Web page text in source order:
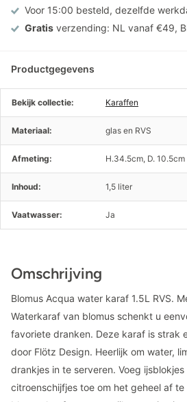
Voor 15:00 besteld, dezelfde
Gratis verzending: NL vanaf €49,
Productgegevens
Bekijk collectie: Karaffen
Materiaal: glas en RVS
Afmeting: H.34.5cm, D. 10.5cm
Inhoud: 1,5 liter
Vaatwasser: Ja
Omschrijving
Blomus Acqua water karaf 1.5L RVS.
Waterkaraf van blomus schenkt u
favoriete dranken. Deze karaf is strak
door Flötz Design. Heerlijk om water,
drankjes in te serveren. Voeg
citroenschijfjes toe om het geheel af